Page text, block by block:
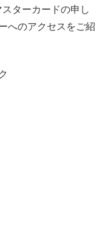
ターカードの申し
へのアクセスをご紹